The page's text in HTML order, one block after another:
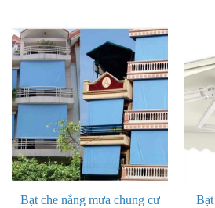
Bạt che nắng mưa chung cư